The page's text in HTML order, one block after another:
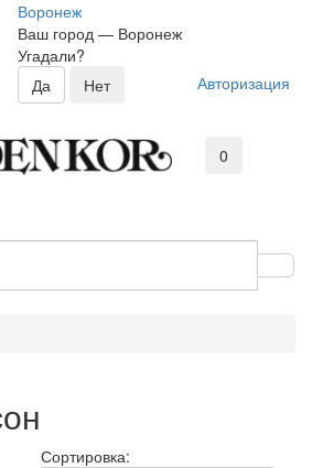
Воронеж
Ваш город — Воронеж
Угадали?
Авторизация
0
Сортировка: